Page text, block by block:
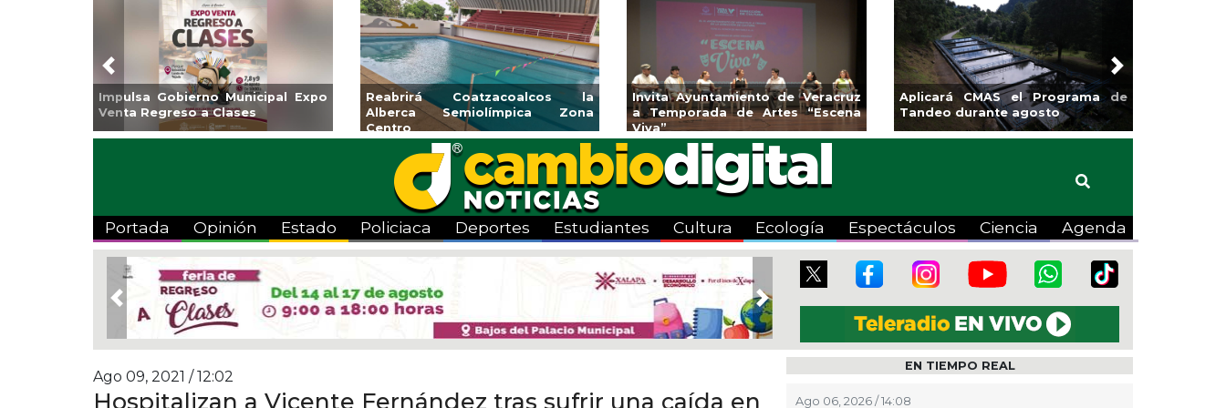
Impulsa Gobierno Municipal Expo
Venta Regreso a Clases
Reabrirá Coatzacoalcos la
Alberca Semiolímpica Zona
Centro
Invita Ayuntamiento de Veracruz
a Temporada de Artes “Escena
Viva”
Aplicará CMAS el Programa de
Tandeo durante agosto
Previous Next
Portada Opinión Estado Policiaca Deportes Estudiantes Cultura Ecología Espectáculos Ciencia Agenda
Previous Next
Ago 09, 2021 / 12:02
Hospitalizan a Vicente Fernández tras sufrir una caída en
EN TIEMPO REAL
Ago 06, 2026 / 14:08